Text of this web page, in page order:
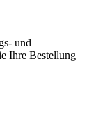
und
Ihre Bestellung